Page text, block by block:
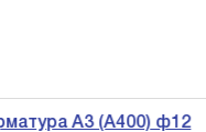
А3 (А400) ф12